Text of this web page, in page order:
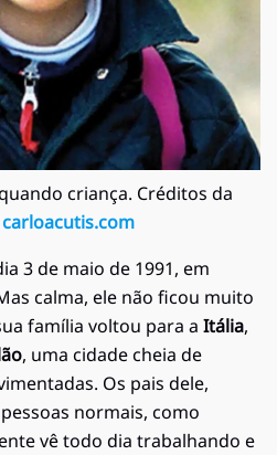
criança. Créditos da
carloacutis.com
3 de maio de 1991, em
calma, ele não ficou muito
família voltou para a Itália,
, uma cidade cheia de
Os pais dele,
normais, como
vê todo dia trabalhando e